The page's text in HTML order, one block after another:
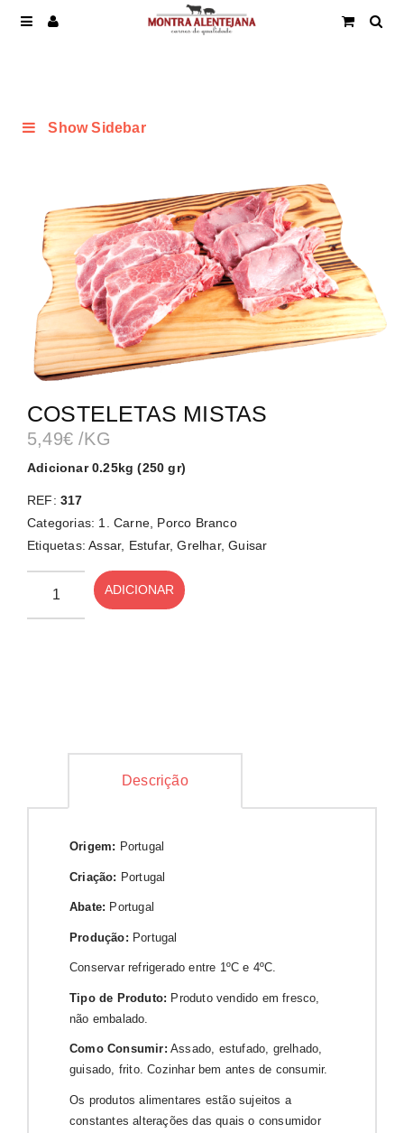
Show Sidebar
COSTELETAS MISTAS
5,49€ /KG
Adicionar 0.25kg (250 gr)
REF: 317
Categorias: 1. Carne Porco Branco
Etiquetas:Assar, Estufar,Grelhar,Guisar
ADICIONAR
Descrição
Origem: Portugal
Criação: Portugal
Abate: Portugal
Produção: Portugal
Conservar refrigerado entre 1ºC e 4ºC.
Tipo de Produto: Produto vendido em fresco,
não embalado.
Como Consumir: Assado, estufado, grelhado,
guisado, frito. Cozinhar bem antes de consumir.
Os produtos alimentares estão sujeitos a
constantes alterações das quais o consumidor